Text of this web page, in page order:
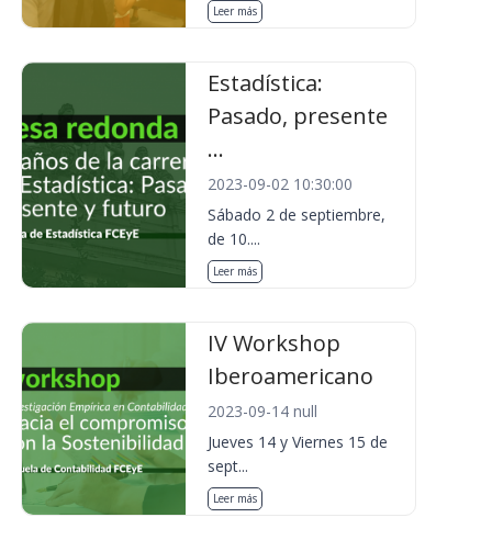
Leer más
Estadística:
Pasado, presente
...
2023-09-02 10:30:00
Sábado 2 de septiembre,
de 10....
Leer más
IV Workshop
Iberoamericano
2023-09-14 null
Jueves 14 y Viernes 15 de
sept...
Leer más